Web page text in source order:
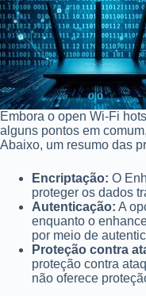
Embora o open Wi-Fi
alguns pontos em
Abaixo, um resumo das
Encriptação: O
proteger os dados
Autenticação: A
enquanto o
por meio de
Proteção contra
proteção contra
não oferece